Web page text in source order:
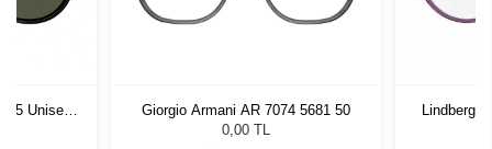
55 Unisex
Giorgio Armani AR 7074 5681 50
0,00 TL
Lindberg